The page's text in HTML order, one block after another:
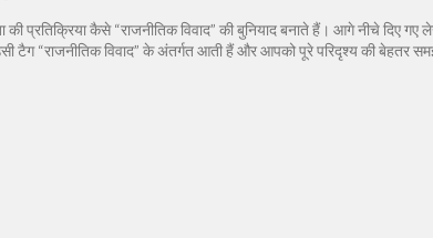
प्रतिक्रिया कैसे “राजनीतिक विवाद” की बुनियाद बनाते हैं। आगे नीचे दिए गए
“राजनीतिक विवाद” के अंतर्गत आती हैं और आपको पूरे परिदृश्य की बेहतर